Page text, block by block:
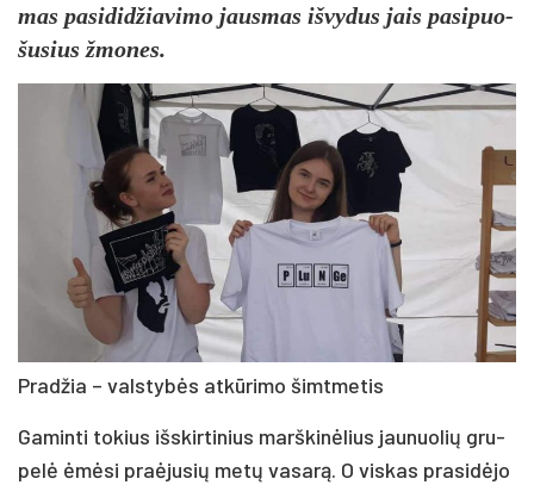
mas pa­si­di­džia­vi­mo jaus­mas iš­vy­dus jais pa­si­puo­
šu­sius žmo­nes.
Pra­džia – vals­ty­bės at­kū­ri­mo šimt­me­tis
Ga­min­ti to­kius iš­skir­ti­nius marš­ki­nė­lius jau­nuo­lių gru­
pe­lė ėmė­si praė­ju­sių me­tų va­sa­rą. O vis­kas pra­si­dė­jo